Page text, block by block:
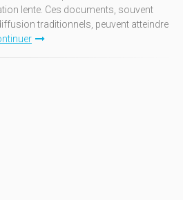
lente. Ces documents, souvent
traditionnels, peuvent atteindre